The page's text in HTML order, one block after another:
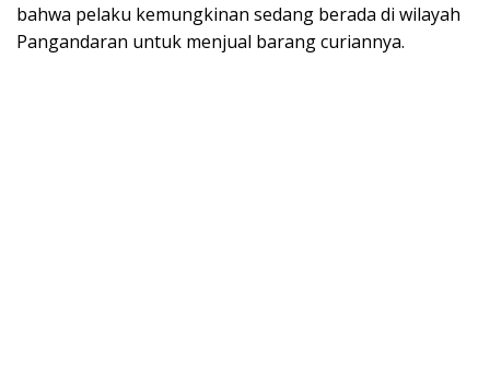
bahwa pelaku kemungkinan sedang berada di wilayah
Pangandaran untuk menjual barang curiannya.